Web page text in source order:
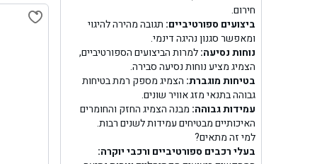
חירום.
ביצועים ספורטיביים: תגובה מהירה להיגוי
ומאפשר סגנון נהיגה דינמי.
נוחות נסיעה:למרות הביצועים הספורטיביים,
הצמיג מציע נוחות נסיעה סבירה.
בטיחות מוגברת: הצמיג מספק רמת בטיחות
גבוהה בתנאי מזג אוויר שונים.
עמידות גבוהה: מבנה הצמיג החזק והחומרים
האיכותיים מבטיחים עמידות לשנים רבות.
למי זה מתאים?
בעלי רכבים ספורטיביים ורכבי יוקרה: